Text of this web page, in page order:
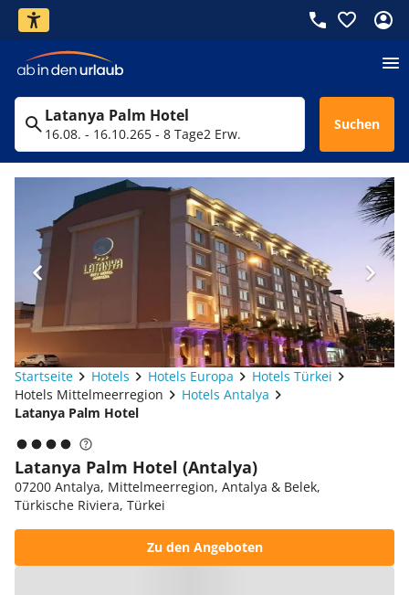
Latanya Palm Hotel
16.08. - 16.10.265 - 8 Tage2 Erw.
Suchen
Startseite Hotels Hotels Europa
Hotels Türkei
Hotels Mittelmeerregion
Hotels Antalya
Latanya Palm Hotel
Latanya Palm Hotel (Antalya)
07200 Antalya, Mittelmeerregion, Antalya & Belek,
Türkische Riviera, Türkei
Zu den Angeboten